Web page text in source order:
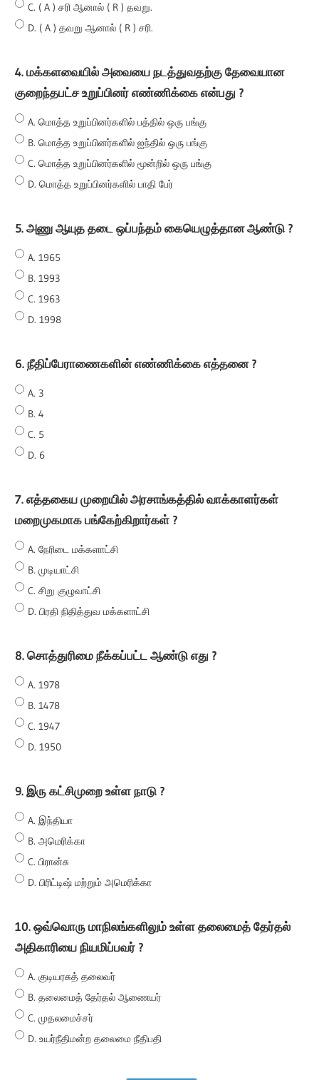
C. ( A ) சரி ஆனால் ( R ) தவறு.
D. ( A ) தவறு ஆனால் ( R ) சரி.
4. மக்களவையில் அவையை நடத்துவதற்கு தேவையான
குறைந்தபட்ச உறுப்பினர் எண்ணிக்கை என்பது ?
A. மொத்த உறுப்பினர்களில் பத்தில் ஒரு பங்கு
B. மொத்த உறுப்பினர்களில் ஐந்தில் ஒரு பங்கு
C. மொத்த உறுப்பினர்களில் மூன்றில் ஒரு பங்கு
D. மொத்த உறுப்பினர்களில் பாதி பேர்
5. அணு ஆயுத தடை ஒப்பந்தம் கையெழுத்தான ஆண்டு ?
A. 1965
B. 1993
C. 1963
D. 1998
6. நீதிப்பேராணைகளின் எண்ணிக்கை எத்தனை ?
A. 3
B. 4
C. 5
D. 6
7. எத்தகைய முறையில் அரசாங்கத்தில் வாக்காளர்கள்
மறைமுகமாக பங்கேற்கிறார்கள் ?
A. நேரிடை மக்களாட்சி
B. முடியாட்சி
C. சிறு குழுவாட்சி
D. பிரதி நிதித்துவ மக்களாட்சி
8. சொத்துரிமை நீக்கப்பட்ட ஆண்டு எது ?
A. 1978
B. 1478
C. 1947
D. 1950
9. இரு கட்சிமுறை உள்ள நாடு ?
A. இந்தியா
B. அமெரிக்கா
C. பிரான்சு
D. பிரிட்டிஷ் மற்றும் அமெரிக்கா
10. ஒவ்வொரு மாநிலங்களிலும் உள்ள தலைமைத் தேர்தல்
அதிகாரியை நியமிப்பவர் ?
A. குடியரசுத் தலைவர்
B. தலைமைத் தேர்தல் ஆணையர்
C. முதலமைச்சர்
D. உயர்நீதிமன்ற தலைமை நீதிபதி